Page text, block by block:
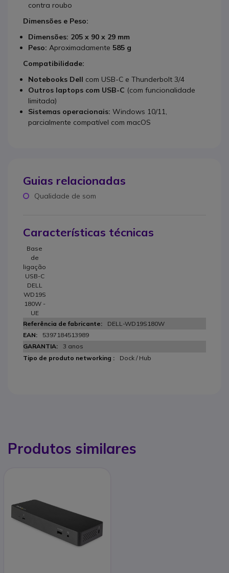
contra roubo
Dimensões e Peso:
Dimensões: 205 x 90 x 29 mm
Peso: Aproximadamente 585 g
Compatibilidade:
Notebooks Dell com USB-C e Thunderbolt 3/4
Outros laptops com USB-C (com funcionalidade
limitada)
Sistemas operacionais: Windows 10/11,
parcialmente compatível com macOS
Guias relacionadas
Qualidade de som
Características técnicas
Base
de
ligação
USB-C
DELL
WD19S
180W -
UE
DELL-WD19S180W
5397184513989
3 anos
Dock / Hub
Produtos similares